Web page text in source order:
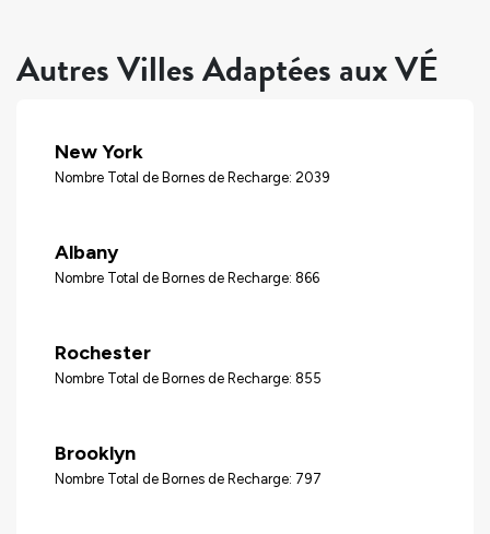
Autres Villes Adaptées aux VÉ
New York
Nombre Total de Bornes de Recharge: 2039
Albany
Nombre Total de Bornes de Recharge: 866
Rochester
Nombre Total de Bornes de Recharge: 855
Brooklyn
Nombre Total de Bornes de Recharge: 797